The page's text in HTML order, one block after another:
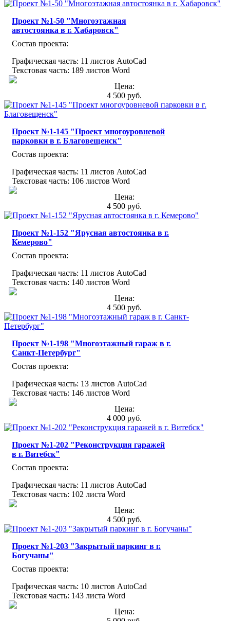
Проект №1-50 "Многоэтажная
автостоянка в г. Хабаровск"
Состав проекта:
Графическая часть: 11 листов AutoCad
Текстовая часть: 189 листов Word
Цена:
4 500 руб.
Проект №1-145 "Проект многоуровневой
парковки в г. Благовещенск"
Состав проекта:
Графическая часть: 11 листов AutoCad
Текстовая часть: 106 листов Word
Цена:
4 500 руб.
Проект №1-152 "Ярусная автостоянка в г.
Кемерово"
Состав проекта:
Графическая часть: 11 листов AutoCad
Текстовая часть: 140 листов Word
Цена:
4 500 руб.
Проект №1-198 "Многоэтажный гараж в г.
Санкт-Петербург"
Состав проекта:
Графическая часть: 13 листов AutoCad
Текстовая часть: 146 листов Word
Цена:
4 000 руб.
Проект №1-202 "Реконструкция гаражей
в г. Витебск"
Состав проекта:
Графическая часть: 11 листов AutoCad
Текстовая часть: 102 листа Word
Цена:
4 500 руб.
Проект №1-203 "Закрытый паркинг в г.
Богучаны"
Состав проекта:
Графическая часть: 10 листов AutoCad
Текстовая часть: 143 листа Word
Цена: